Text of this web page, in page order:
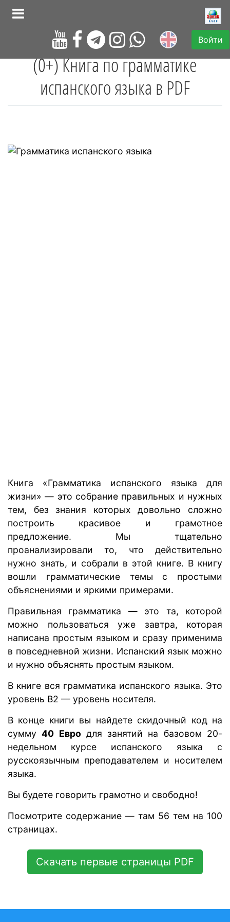
Войти
(0+) Книга по грамматике
испанского языка в PDF
Книга «Грамматика испанского языка для
жизни» — это собрание правильных и нужных
тем, без знания которых довольно сложно
построить красивое и грамотное
предложение. Мы тщательно
проанализировали то, что действительно
нужно знать, и собрали в этой книге. В книгу
вошли грамматические темы с простыми
объяснениями и яркими примерами.
Правильная грамматика — это та, которой
можно пользоваться уже завтра, которая
написана простым языком и сразу применима
в повседневной жизни. Испанский язык можно
и нужно объяснять простым языком.
В книге вся грамматика испанского языка. Это
уровень В2 — уровень носителя.
В конце книги вы найдете скидочный код на
сумму40 Евро для занятий на базовом 20-
недельном курсе испанского языка с
русскоязычным преподавателем и носителем
языка.
Вы будете говорить грамотно и свободно!
Посмотрите содержание — там 56 тем на 100
страницах.
Скачать первые страницы PDF